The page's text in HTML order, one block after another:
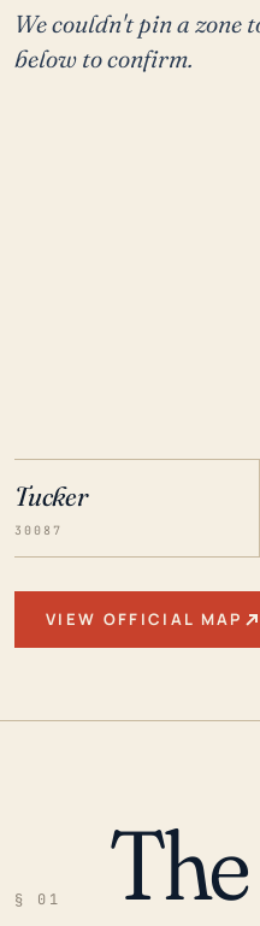
We couldn't pin a zone
below to confirm.
Tucker
30087
VIEW OFFICIAL MAP
§ 01 The